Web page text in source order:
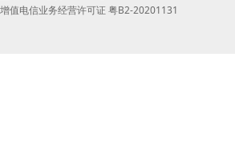
增值电信业务经营许可证 粤B2-20201131